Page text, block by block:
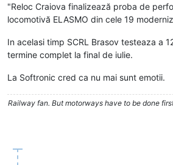
"Reloc Craiova finalizează proba de
locomotivă ELASMO din cele 19
In acelasi timp SCRL Brasov testeaza a
termine complet la final de iulie.
La Softronic cred ca nu mai sunt emotii.
Railway fan. But motorways have to be done